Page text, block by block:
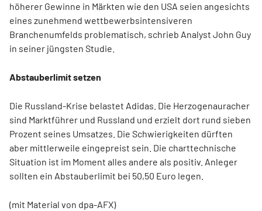
höherer Gewinne in Märkten wie den USA seien angesichts
eines zunehmend wettbewerbsintensiveren
Branchenumfelds problematisch, schrieb Analyst John Guy
in seiner jüngsten Studie.
Abstauberlimit setzen
Die Russland-Krise belastet Adidas. Die Herzogenauracher
sind Marktführer und Russland und erzielt dort rund sieben
Prozent seines Umsatzes. Die Schwierigkeiten dürften
aber mittlerweile eingepreist sein. Die charttechnische
Situation ist im Moment alles andere als positiv. Anleger
sollten ein Abstauberlimit bei 50,50 Euro legen.
(mit Material von dpa-AFX)